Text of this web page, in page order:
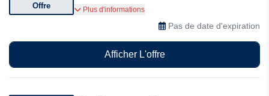
Offre
Inscrivez-vous sur Daan Tech et recevez les
dernières offres et actualités.
Plus d'informations
Pas de date d'expiration
Afficher L'offre